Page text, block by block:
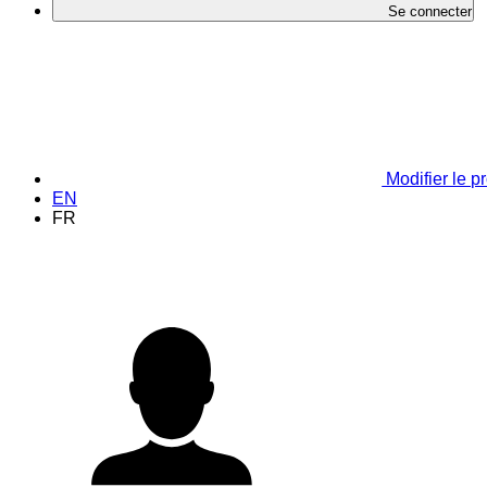
Se connecter
Modifier le
EN
FR